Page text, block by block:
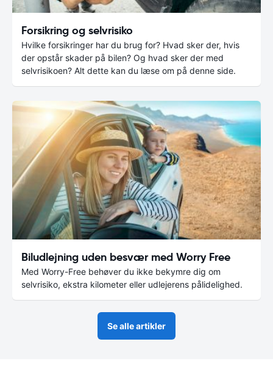
Forsikring og selvrisiko
Hvilke forsikringer har du brug for? Hvad sker der, hvis
der opstår skader på bilen? Og hvad sker der med
selvrisikoen? Alt dette kan du læse om på denne side.
Biludlejning uden besvær med Worry Free
Med Worry-Free behøver du ikke bekymre dig om
selvrisiko, ekstra kilometer eller udlejerens pålidelighed.
Se alle artikler